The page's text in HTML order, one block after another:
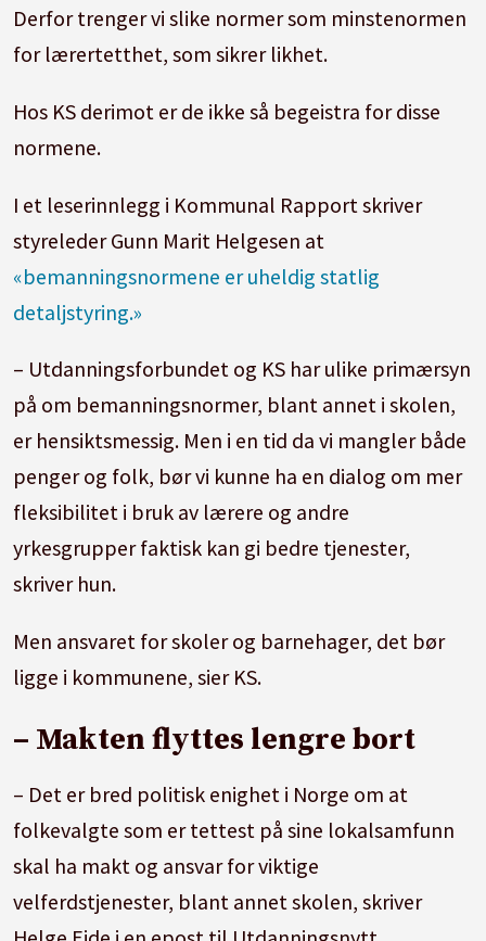
Derfor trenger vi slike normer som minstenormen
for lærertetthet, som sikrer likhet.
Hos KS derimot er de ikke så begeistra for disse
normene.
I et leserinnlegg i Kommunal Rapport skriver
styreleder Gunn Marit Helgesen at
«bemanningsnormene er uheldig statlig
detaljstyring.»
– Utdanningsforbundet og KS har ulike primærsyn
på om bemanningsnormer, blant annet i skolen,
er hensiktsmessig. Men i en tid da vi mangler både
penger og folk, bør vi kunne ha en dialog om mer
fleksibilitet i bruk av lærere og andre
yrkesgrupper faktisk kan gi bedre tjenester,
skriver hun.
Men ansvaret for skoler og barnehager, det bør
ligge i kommunene, sier KS.
– Makten flyttes lengre bort
– Det er bred politisk enighet i Norge om at
folkevalgte som er tettest på sine lokalsamfunn
skal ha makt og ansvar for viktige
velferdstjenester, blant annet skolen, skriver